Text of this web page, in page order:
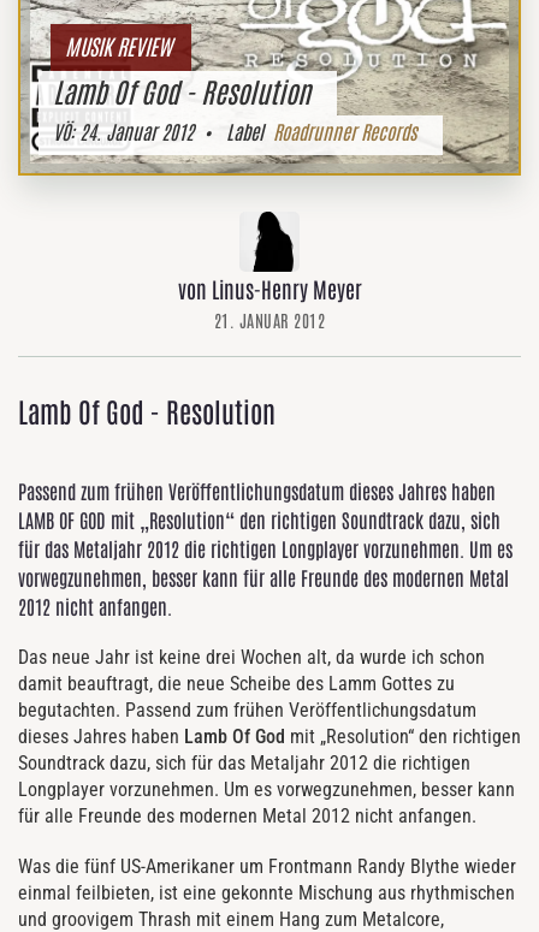
MUSIK REVIEW
Lamb Of God - Resolution
VÖ:24. Januar 2012• Label Roadrunner Records
von Linus-Henry Meyer
21. JANUAR 2012
Lamb Of God - Resolution
Passend zum frühen Veröffentlichungsdatum dieses Jahres haben
LAMB OF GOD mit „Resolution“ den richtigen Soundtrack dazu, sich
für das Metaljahr 2012 die richtigen Longplayer vorzunehmen. Um es
vorwegzunehmen, besser kann für alle Freunde des modernen Metal
2012 nicht anfangen.
Das neue Jahr ist keine drei Wochen alt, da wurde ich schon
damit beauftragt, die neue Scheibe des Lamm Gottes zu
begutachten. Passend zum frühen Veröffentlichungsdatum
dieses Jahres haben Lamb Of God mit „Resolution“ den richtigen
Soundtrack dazu, sich für das Metaljahr 2012 die richtigen
Longplayer vorzunehmen. Um es vorwegzunehmen, besser kann
für alle Freunde des modernen Metal 2012 nicht anfangen.
Was die fünf US-Amerikaner um Frontmann Randy Blythe wieder
einmal feilbieten, ist eine gekonnte Mischung aus rhythmischen
und groovigem Thrash mit einem Hang zum Metalcore,